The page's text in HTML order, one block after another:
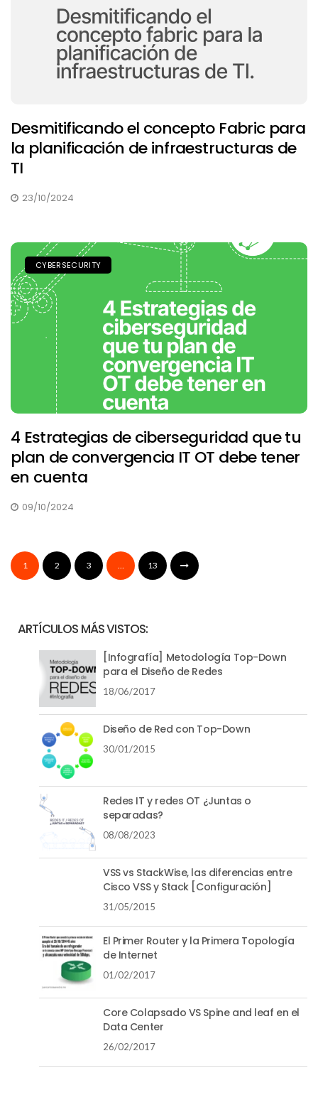
Desmitificando el concepto Fabric para
la planificación de infraestructuras de
TI
23/10/2024
CYBERSECURITY
4 Estrategias de ciberseguridad que tu
plan de convergencia IT OT debe tener
en cuenta
09/10/2024
1 2 3 … 13
ARTÍCULOS MÁS VISTOS:
[Infografía] Metodología Top-Down
para el Diseño de Redes
18/06/2017
Diseño de Red con Top-Down
30/01/2015
Redes IT y redes OT ¿Juntas o
separadas?
08/08/2023
VSS vs StackWise, las diferencias entre
Cisco VSS y Stack [Configuración]
31/05/2015
El Primer Router y la Primera Topología
de Internet
01/02/2017
Core Colapsado VS Spine and leaf en el
Data Center
26/02/2017